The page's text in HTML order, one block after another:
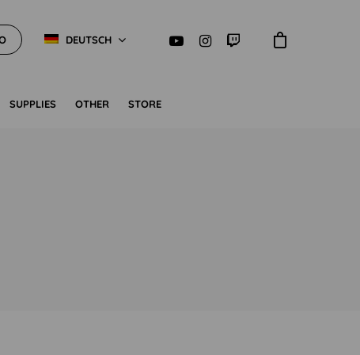
DEUTSCH
SUPPLIES OTHER STORE